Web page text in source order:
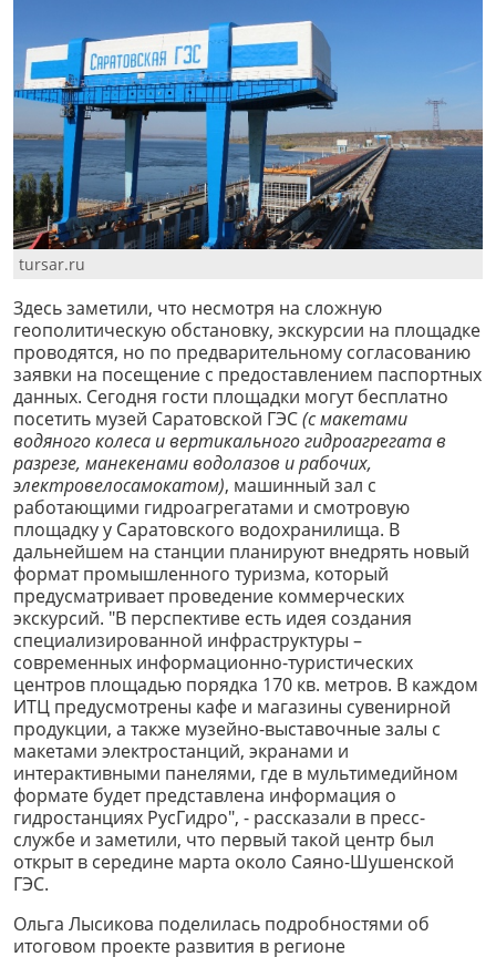
tursar.ru
Здесь заметили, что несмотря на сложную
геополитическую обстановку, экскурсии на площадке
проводятся, но по предварительному согласованию
заявки на посещение с предоставлением паспортных
данных. Сегодня гости площадки могут бесплатно
посетить музей Саратовской ГЭС(с макетами
водяного колеса и вертикального гидроагрегата в
разрезе, манекенами водолазов и рабочих,
электровелосамокатом), машинный зал с
работающими гидроагрегатами и смотровую
площадку у Саратовского водохранилища. В
дальнейшем на станции планируют внедрять новый
формат промышленного туризма, который
предусматривает проведение коммерческих
экскурсий. "В перспективе есть идея создания
специализированной инфраструктуры –
современных информационно-туристических
центров площадью порядка 170 кв. метров. В каждом
ИТЦ предусмотрены кафе и магазины сувенирной
продукции, а также музейно-выставочные залы с
макетами электростанций, экранами и
интерактивными панелями, где в мультимедийном
формате будет представлена информация о
гидростанциях РусГидро", - рассказали в пресс-
службе и заметили, что первый такой центр был
открыт в середине марта около Саяно-Шушенской
ГЭС.
Ольга Лысикова поделилась подробностями об
итоговом проекте развития в регионе